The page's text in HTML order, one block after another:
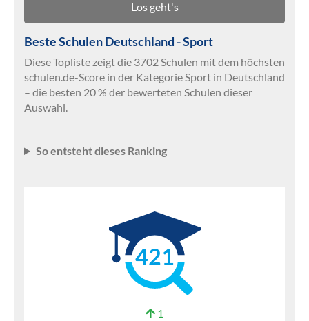
Los geht's
Beste Schulen Deutschland - Sport
Diese Topliste zeigt die 3702 Schulen mit dem höchsten
schulen.de-Score in der Kategorie Sport in Deutschland
– die besten 20 % der bewerteten Schulen dieser
Auswahl.
So entsteht dieses Ranking
421
1